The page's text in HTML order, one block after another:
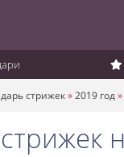
стрижек»2019 год»